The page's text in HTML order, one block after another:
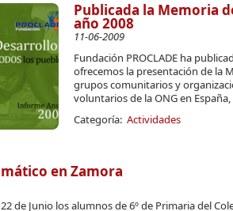
Publicada la Memoria
año 2008
11-06-2009
Fundación PROCLADE ha
ofrecemos la presentación de la
grupos comunitarios y
voluntarios de la ONG en
Categoría: Actividades
en Zamora
de Junio los alumnos de 6º de Primaria del